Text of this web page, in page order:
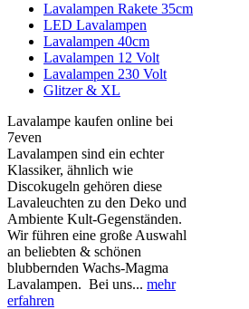
Lavalampen Rakete 35cm
LED Lavalampen
Lavalampen 40cm
Lavalampen 12 Volt
Lavalampen 230 Volt
Glitzer & XL
Lavalampe kaufen online bei
7even
Lavalampen sind ein echter
Klassiker, ähnlich wie
Discokugeln gehören diese
Lavaleuchten zu den Deko und
Ambiente Kult-Gegenständen.
Wir führen eine große Auswahl
an beliebten & schönen
blubbernden Wachs-Magma
Lavalampen. Bei uns... mehr
erfahren